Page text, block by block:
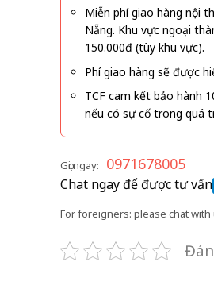
Miễn phí giao hàng nội
Nẵng. Khu vực ngoại
150.000đ (tùy khu vực).
Phí giao hàng sẽ được
TCF cam kết bảo hành
nếu có sự cố trong quá
Gọi ngay: 0971678005
Chat ngay để được tư vấn
For foreigners: please chat with